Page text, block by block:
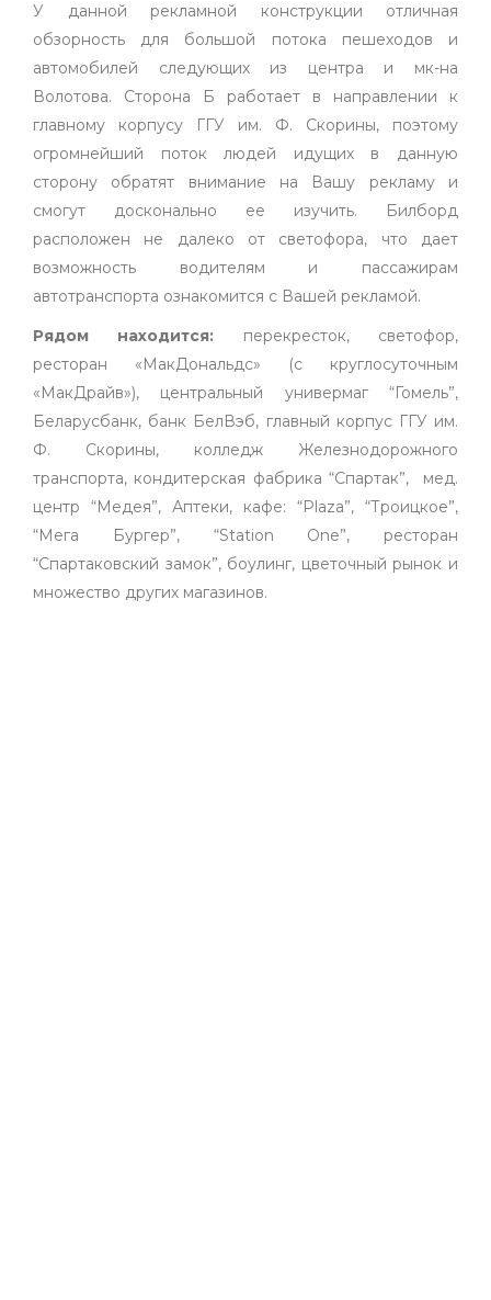
У данной рекламной конструкции отличная
обзорность для большой потока пешеходов и
автомобилей следующих из центра и мк-на
Волотова. Сторона Б работает в направлении к
главному корпусу ГГУ им. Ф. Скорины, поэтому
огромнейший поток людей идущих в данную
сторону обратят внимание на Вашу рекламу и
смогут досконально ее изучить. Билборд
расположен не далеко от светофора, что дает
возможность водителям и пассажирам
автотранспорта ознакомится с Вашей рекламой.
Рядом находится: перекресток, светофор,
ресторан «МакДональдс» (с круглосуточным
«МакДрайв»), центральный универмаг “Гомель”,
Беларусбанк, банк БелВэб, главный корпус ГГУ им.
Ф. Скорины, колледж Железнодорожного
транспорта, кондитерская фабрика “Спартак”, мед.
центр “Медея”, Аптеки, кафе: “Plaza”, “Троицкое”,
“Мега Бургер”, “Station One”, ресторан
“Спартаковский замок”, боулинг, цветочный рынок и
множество других магазинов.